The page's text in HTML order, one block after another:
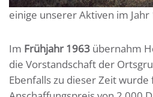
einige unserer Aktiven im Jahr
Im Frühjahr 1963 übernahm
die Vorstandschaft der
Ebenfalls zu dieser Zeit wurde